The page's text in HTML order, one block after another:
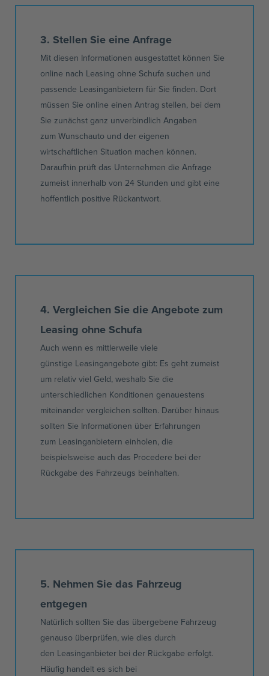
3. Stellen Sie eine Anfrage
Mit diesen Informationen ausgestattet können Sie
online nach Leasing ohne Schufa suchen und
passende Leasinganbietern für Sie finden. Dort
müssen Sie online einen Antrag stellen, bei dem
Sie zunächst ganz unverbindlich Angaben
zumWunschauto und der eigenen
wirtschaftlichen Situation machen können.
Daraufhin prüft das Unternehmen die Anfrage
zumeist innerhalb von 24 Stunden und gibt eine
hoffentlich positive Rückantwort.
4. Vergleichen Sie die Angebote zum
Leasing ohne Schufa
Auch wenn es mittlerweile viele
günstige Leasingangebote gibt: Es geht zumeist
um relativ viel Geld, weshalb Sie die
unterschiedlichen Konditionen genauestens
miteinander vergleichen sollten. Darüber hinaus
sollten Sie Informationen über Erfahrungen
zum Leasinganbietern einholen, die
beispielsweise auch das Procedere bei der
Rückgabe des Fahrzeugs beinhalten.
5. Nehmen Sie das Fahrzeug
entgegen
Natürlich sollten Sie das übergebene Fahrzeug
genauso überprüfen, wie dies durch
den Leasinganbieter bei der Rückgabe erfolgt.
Häufig handelt es sich bei